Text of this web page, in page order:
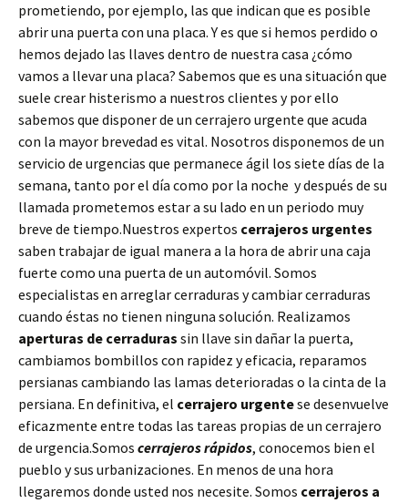
prometiendo, por ejemplo, las que indican que es posible
abrir una puerta con una placa. Y es que si hemos perdido o
hemos dejado las llaves dentro de nuestra casa ¿cómo
vamos a llevar una placa? Sabemos que es una situación que
suele crear histerismo a nuestros clientes y por ello
sabemos que disponer de un cerrajero urgente que acuda
con la mayor brevedad es vital. Nosotros disponemos de un
servicio de urgencias que permanece ágil los siete días de la
semana, tanto por el día como por la noche y después de su
llamada prometemos estar a su lado en un periodo muy
breve de tiempo.Nuestros expertos cerrajeros urgentes
saben trabajar de igual manera a la hora de abrir una caja
fuerte como una puerta de un automóvil. Somos
especialistas en arreglar cerraduras y cambiar cerraduras
cuando éstas no tienen ninguna solución. Realizamos
aperturas de cerraduras sin llave sin dañar la puerta,
cambiamos bombillos con rapidez y eficacia, reparamos
persianas cambiando las lamas deterioradas o la cinta de la
persiana. En definitiva, el cerrajero urgentese desenvuelve
eficazmente entre todas las tareas propias de un cerrajero
de urgencia.Somos cerrajeros rápidos, conocemos bien el
pueblo y sus urbanizaciones. En menos de una hora
llegaremos donde usted nos necesite. Somos cerrajeros a